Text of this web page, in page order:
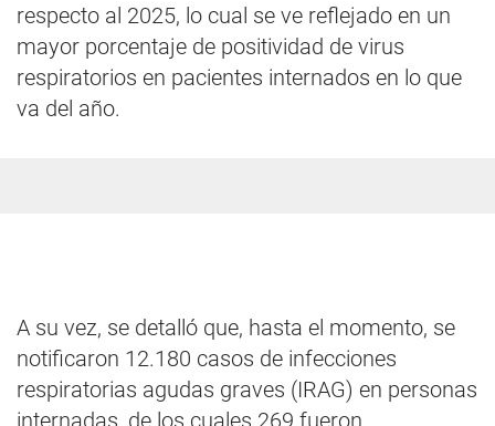
respecto al 2025, lo cual se ve reflejado en un
mayor porcentaje de positividad de virus
respiratorios en pacientes internados en lo que
va del año.
A su vez, se detalló que, hasta el momento, se
notificaron 12.180 casos de infecciones
respiratorias agudas graves (IRAG) en personas
internadas, de los cuales 269 fueron